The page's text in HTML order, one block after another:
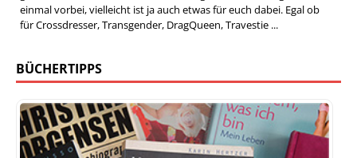
einmal vorbei, vielleicht ist ja auch etwas für euch dabei. Egal ob
für Crossdresser, Transgender, DragQueen, Travestie ...
BÜCHERTIPPS